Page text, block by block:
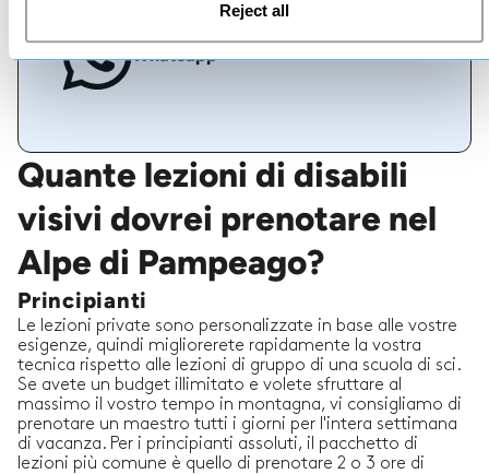
Reject all
Whatsapp
Quante lezioni di disabili
visivi dovrei prenotare nel
Alpe di Pampeago?
Principianti
Le lezioni private sono personalizzate in base alle vostre
esigenze, quindi migliorerete rapidamente la vostra
tecnica rispetto alle lezioni di gruppo di una scuola di sci.
Se avete un budget illimitato e volete sfruttare al
massimo il vostro tempo in montagna, vi consigliamo di
prenotare un maestro tutti i giorni per l'intera settimana
di vacanza. Per i principianti assoluti, il pacchetto di
lezioni più comune è quello di prenotare 2 o 3 ore di